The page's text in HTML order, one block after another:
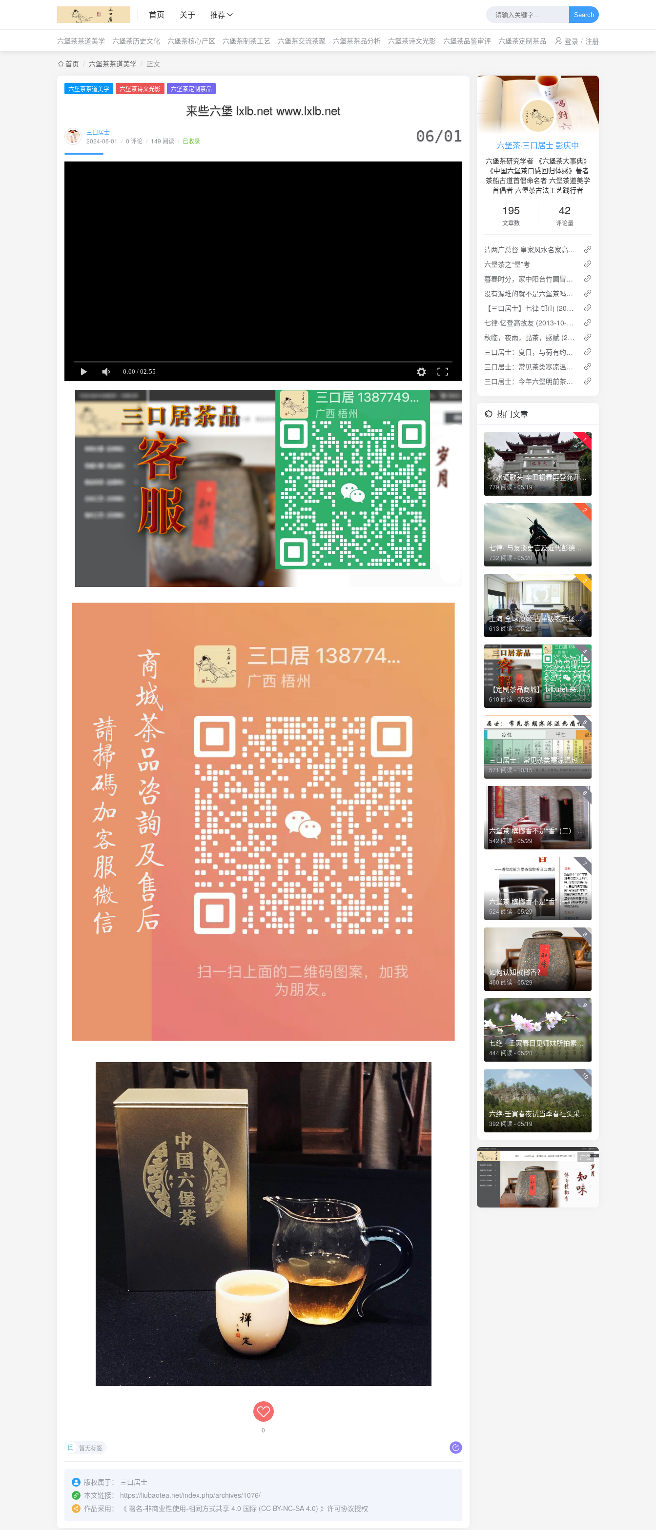
首页 关于 推荐 Search
六堡茶茶道美学 六堡茶历史文化 六堡茶核心产区 六堡茶制茶工艺 六堡茶交流茶聚 六堡茶茶品分析 六堡茶诗文光影 六堡茶品鉴审评 六堡茶定制茶品 登录 / 注册
首页 / 六堡茶茶道美学 / 正文
六堡茶茶道美学 六堡茶诗文光影 六堡茶定制茶品
来些六堡 lxlb.net www.lxlb.net
三口居士
2024-06-01 / 0 评论 / 149 阅读 / 已收录 06/01
0
暂无标签
版权属于：
三口居士
本文链接：
https://liubaotea.net/index.php/archives/1076/
作品采用：
《 署名-非商业性使用-相同方式共享 4.0 国际 (CC BY-NC-SA 4.0) 》许可协议授权
六堡茶·三口居士 彭庆中
六堡茶研究学者 《六堡茶大事典》
《中国六堡茶口感回归体感》著者
茶船古道首倡命名者 六堡茶道美学
首倡者 六堡茶古法工艺践行者
195
文章数
42
评论量
清两广总督 皇家风水名家高其倬
六堡茶之“堡”考
暮春时分，家中阳台竹圃冒十余竹笋，竹影依依，兴而以小曲咏之
没有渥堆的就不是六堡茶吗？（二） ——谈传统六堡茶的发展模式
【三口居士】七律·邙山 (2014-04-27 01:03:30)
七律·忆登高故友 (2013-10-05 18:54)
秋临，夜雨，品茶，感赋 (2013-09-05 21:23:41)
三口居士：夏日，与荷有约，放松身心怡然自得的一天 (2013-07-09 07:44:44)
三口居士：常见茶类寒凉温热属性一览 (2013-04-01 09:53:04)
三口居士：今年六堡明前茶长势喜人 (2013-03-31 19:28:19)
热门文章
1
《水调歌头·辛丑初春再登允升塔》
779 阅读 - 05/19
2
七律· 与友谈史言及近代彭德怀刚猛直言乃唯一者也深夜读史掩卷感赋
732 阅读 - 05/20
3
上海 全球顶级 古董级老六堡品鉴会 2018.12
613 阅读 - 05/21
4
【定制茶品商城】 lxlb.net 来些六堡
610 阅读 - 05/23
5
三口居士：常见茶类寒凉温热属性一览 (2013-04-01 09:53:04)
571 阅读 - 10/15
6
六堡茶 槟榔香不是“香” (二） ——透彻理解六堡茶槟榔香及其成因
542 阅读 - 05/29
7
六堡茶 槟榔香不是“香” (一） ——透彻理解六堡茶槟榔香及其成因
524 阅读 - 05/29
8
如何认知槟榔香？
460 阅读 - 05/29
9
七绝 · 壬寅春日见师妹所拍素白桃花有感
444 阅读 - 05/20
10
六绝·壬寅春夜试当季春社头采茶得赋
392 阅读 - 05/19
广告